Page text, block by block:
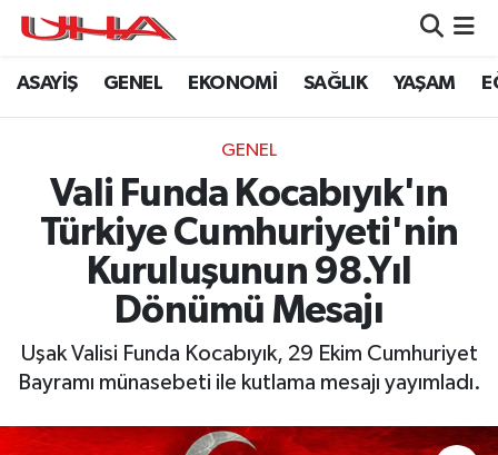
ASAYİŞ GENEL EKONOMİ SAĞLIK YAŞAM
GENEL
Vali Funda Kocabıyık'ın
Türkiye Cumhuriyeti'nin
Kuruluşunun 98.Yıl
Dönümü Mesajı
Uşak Valisi Funda Kocabıyık, 29 Ekim Cumhuriyet
Bayramı münasebeti ile kutlama mesajı yayımladı.
ASAYİŞ
GENEL
YAŞAM
EKONOMİ
Nöbetçi Eczaneler
Namaz Vakitleri
Trafik Durumu
Puan Durumu ve Fikstür
Son Dakika Haberleri